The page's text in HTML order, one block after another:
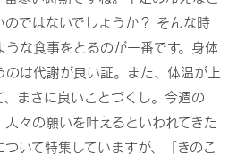
ではないでしょうか？ そんな時
な食事をとるのが一番です。身体
は代謝が良い証。また、体温が上
まさに良いことづくし。今週の
人々の願いを叶えるといわれてきた
いて特集していますが、「きのこ